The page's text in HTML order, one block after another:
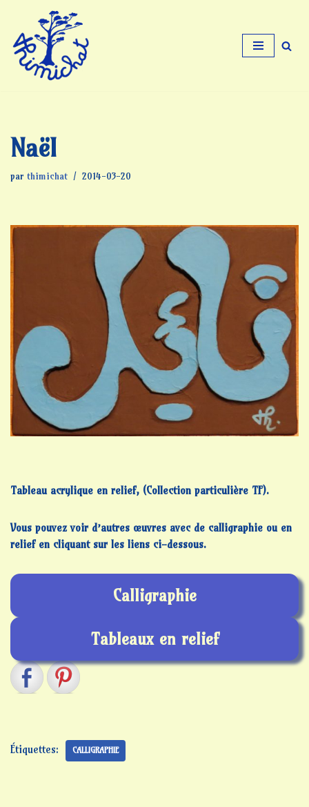
Aller
au
contenu
Naël
par thimichat 2014-03-20
Tableau acrylique en relief, (Collection particulière TF).
Vous pouvez voir d’autres œuvres avec de calligraphie ou en
relief en cliquant sur les liens ci-dessous.
Calligraphie
Tableaux en relief
Étiquettes: CALLIGRAPHIE